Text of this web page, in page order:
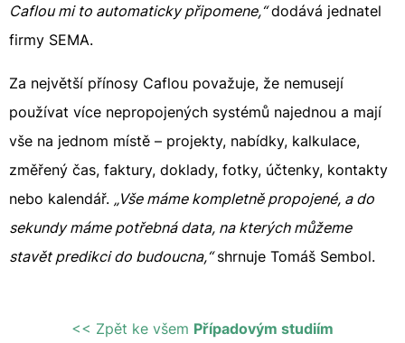
Caflou mi to automaticky připomene,“dodává jednatel
firmy SEMA.
Za největší přínosy Caflou považuje, že nemusejí
používat více nepropojených systémů najednou a mají
vše na jednom místě – projekty, nabídky, kalkulace,
změřený čas, faktury, doklady, fotky, účtenky, kontakty
nebo kalendář. „Vše máme kompletně propojené, a do
sekundy máme potřebná data, na kterých můžeme
stavět predikci do budoucna,“shrnuje Tomáš Sembol.
<< Zpět ke všem Případovým studiím